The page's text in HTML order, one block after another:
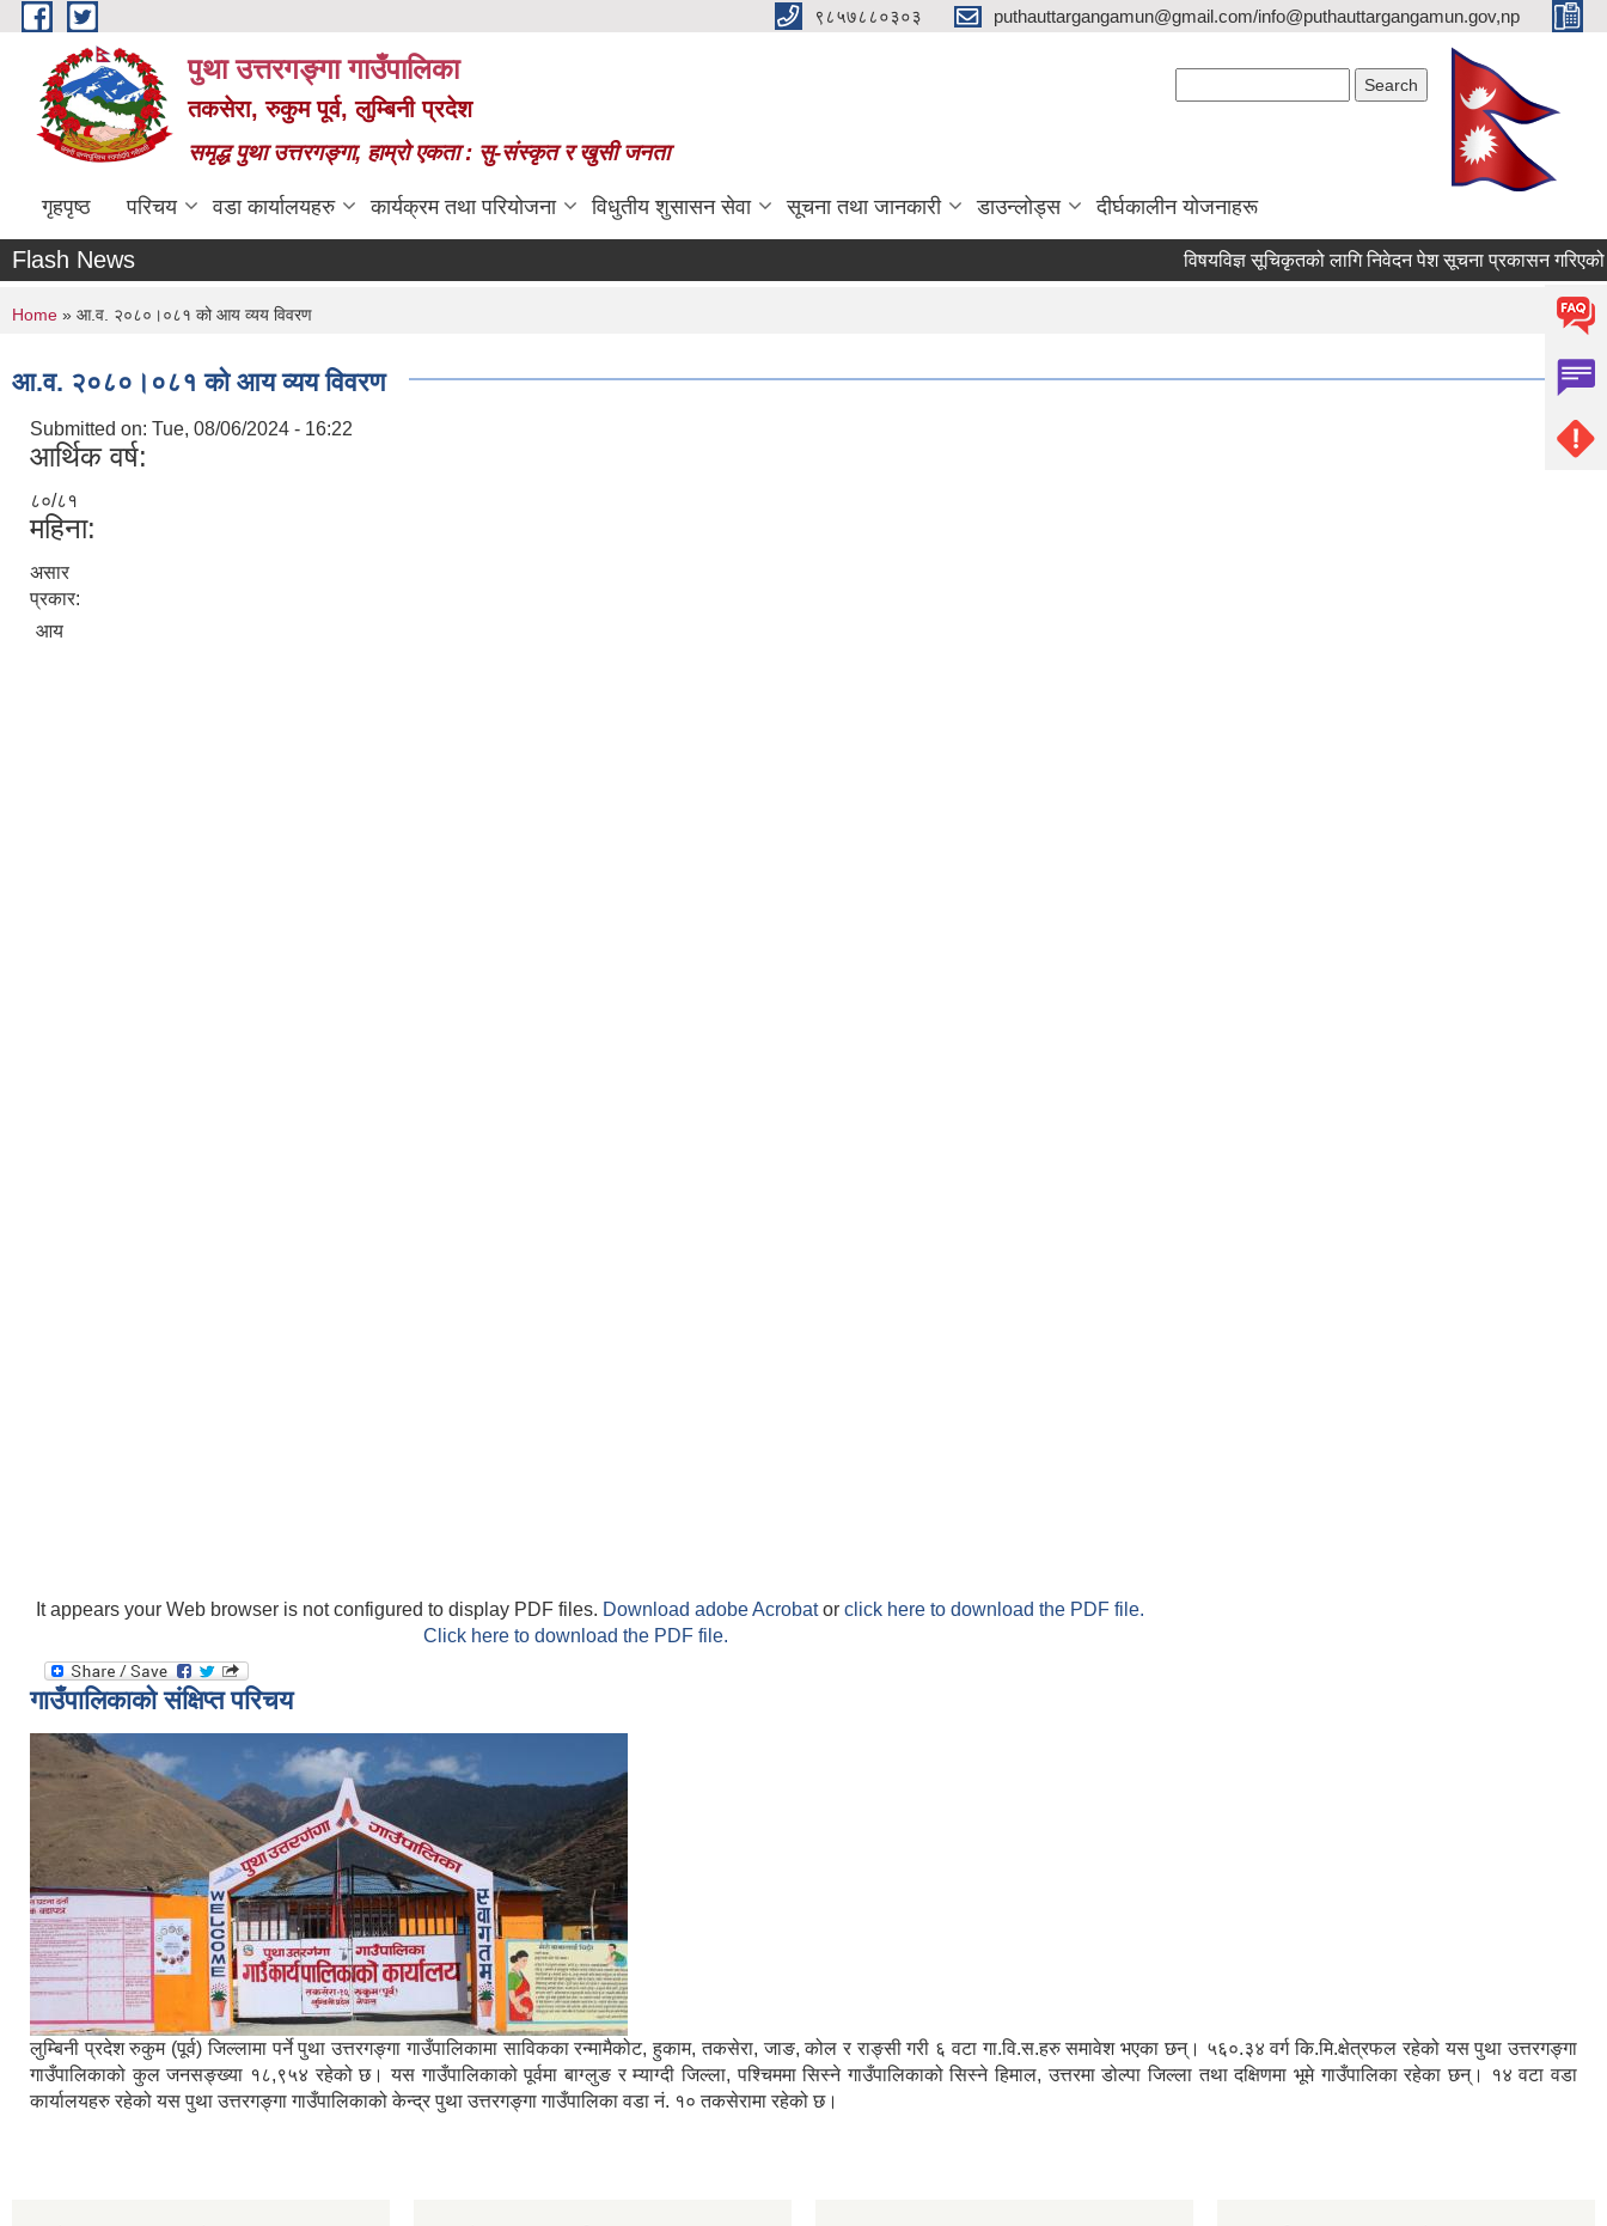
Skip to main content ९८५७८८०३०३ puthauttargangamun@gmail.com/info@puthauttargangamun.gov,np
पुथा उत्तरगङ्गा गाउँपालिका
तकसेरा, रुकुम पूर्व, लुम्बिनी प्रदेश
समृद्ध पुथा उत्तरगङ्गा, हाम्रो एकता : सु-संस्कृत र खुसी जनता
गृहपृष्ठ परिचय वडा कार्यालयहरु कार्यक्रम तथा परियोजना विधुतीय शुसासन सेवा सूचना तथा जानकारी डाउन्लोड्स दीर्घकालीन योजनाहरू
Flash News विषयविज्ञ सूचिकृतको लागि निवेदन पेश सूचना प्रकासन गरिएको बारे
You are here
Home » आ.व. २०८०।०८१ को आय व्यय विवरण
आ.व. २०८०।०८१ को आय व्यय विवरण
Submitted on: Tue, 08/06/2024 - 16:22
आर्थिक वर्ष:
८०/८१
महिना:
असार
प्रकार:
आय
It appears your Web browser is not configured to display PDF files. Download adobe Acrobator click here to download the PDF file.
Click here to download the PDF file.
गाउँपालिकाको संक्षिप्त परिचय
लुम्बिनी प्रदेश रुकुम (पूर्व) जिल्लामा पर्ने पुथा उत्तरगङ्गा गाउँपालिकामा साविकका रन्मामैकोट, हुकाम, तकसेरा, जाङ, कोल र राङ्सी गरी ६ वटा गा.वि.स.हरु समावेश भएका छन्। ५६०.३४ वर्ग कि.मि.क्षेत्रफल रहेको यस पुथा उत्तरगङ्गा
गाउँपालिकाको कुल जनसङ्ख्या १८,९५४ रहेको छ। यस गाउँपालिकाको पूर्वमा बाग्लुङ र म्याग्दी जिल्ला, पश्चिममा सिस्ने गाउँपालिकाको सिस्ने हिमाल, उत्तरमा डोल्पा जिल्ला तथा दक्षिणमा भूमे गाउँपालिका रहेका छन्। १४ वटा वडा
कार्यालयहरु रहेको यस पुथा उत्तरगङ्गा गाउँपालिकाको केन्द्र पुथा उत्तरगङ्गा गाउँपालिका वडा नं. १० तकसेरामा रहेको छ।